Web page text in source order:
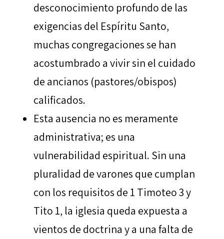
desconocimiento profundo de las
exigencias del Espíritu Santo,
muchas congregaciones se han
acostumbrado a vivir sin el cuidado
de ancianos (pastores/obispos)
calificados.
Esta ausencia no es meramente
administrativa; es una
vulnerabilidad espiritual. Sin una
pluralidad de varones que cumplan
con los requisitos de 1 Timoteo 3 y
Tito 1, la iglesia queda expuesta a
vientos de doctrina y a una falta de